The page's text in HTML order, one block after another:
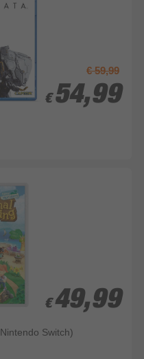
€ 59,99
€ 54,99
€ 54,99
€ 49,99
€ 49,99
Switch)